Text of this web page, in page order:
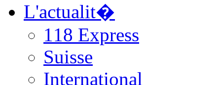
L'actualit�
118 Express
Suisse
International